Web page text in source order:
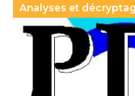
Analyses et
Hongrie : du
éducatives, aussi !
25 juin 2026